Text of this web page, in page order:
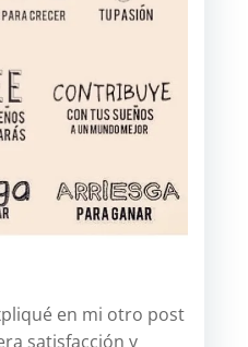
en mi otro post
satisfacción y